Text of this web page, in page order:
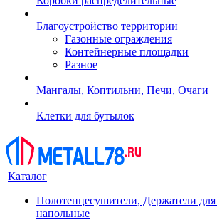
Благоустройство территории
Газонные ограждения
Контейнерные площадки
Разное
Мангалы, Коптильни, Печи, Очаги
Клетки для бутылок
Каталог
Полотенцесушители, Держатели
напольные